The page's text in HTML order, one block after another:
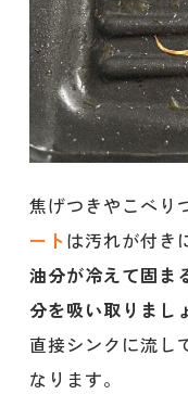
焦げつきやこべり
ートは汚れが付き
油分が冷えて固ま
分を吸い取りまし
直接シンクに流し
なります。